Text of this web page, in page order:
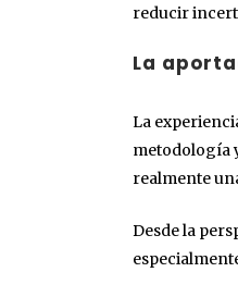
reducir
La
La
metodología
realmente
Desde la